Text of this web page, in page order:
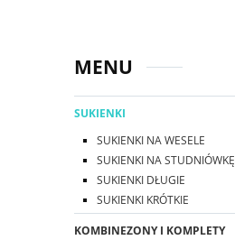
MENU
SUKIENKI
SUKIENKI NA WESELE
SUKIENKI NA STUDNIÓWKĘ
SUKIENKI DŁUGIE
SUKIENKI KRÓTKIE
KOMBINEZONY I KOMPLETY